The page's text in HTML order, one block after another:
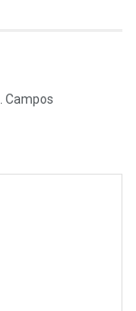
Campos